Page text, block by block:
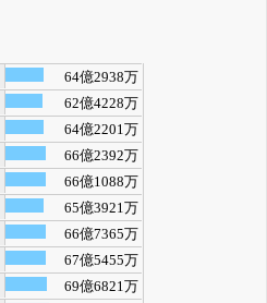
64億2938万
62億4228万
64億2201万
66億2392万
66億1088万
65億3921万
66億7365万
67億5455万
69億6821万